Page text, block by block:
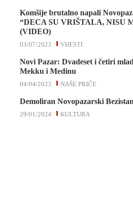
Komšije brutalno napali
“DECA SU VRIŠTALA, NISU
(VIDEO)
VIJESTI
03/07/2023
Novi Pazar: Dvadeset i četiri
Mekku i Medinu
NAŠE PRIČE
04/04/2023
Demoliran Novopazarski
KULTURA
29/01/2024